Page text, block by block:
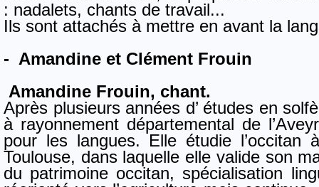
: nadalets, chants de travail...
Ils sont attachés à mettre en avant la
- Amandine et Clément Frouin
Amandine Frouin, chant.
Après plusieurs années d’ études en
à rayonnement départemental de
pour les langues. Elle étudie l’occitan
Toulouse, dans laquelle elle valide son
du patrimoine occitan, spécialisation